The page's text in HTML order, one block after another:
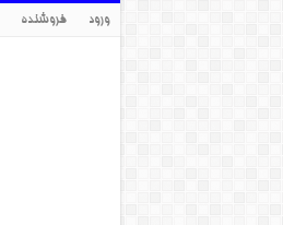
ورود فروشنده